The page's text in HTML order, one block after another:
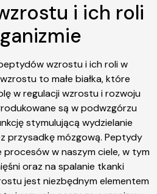
i ich roli
wzrostu i ich roli w
to małe białka, które
w regulacji wzrostu i rozwoju
są w podwzgórzu
stymulującą wydzielanie
przysadkę mózgową. Peptydy
procesów w naszym ciele, w tym
oraz na spalanie tkanki
jest niezbędnym elementem